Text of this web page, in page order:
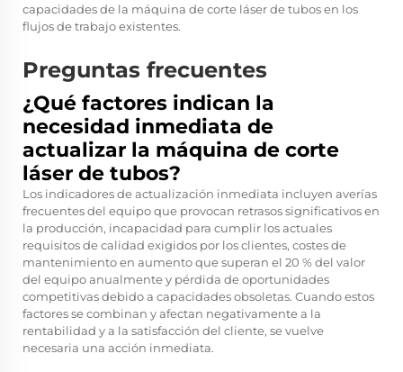
capacidades de la máquina de corte láser de tubos en los
flujos de trabajo existentes.
Preguntas frecuentes
¿Qué factores indican la
necesidad inmediata de
actualizar la máquina de corte
láser de tubos?
Los indicadores de actualización inmediata incluyen averías
frecuentes del equipo que provocan retrasos significativos en
la producción, incapacidad para cumplir los actuales
requisitos de calidad exigidos por los clientes, costes de
mantenimiento en aumento que superan el 20 % del valor
del equipo anualmente y pérdida de oportunidades
competitivas debido a capacidades obsoletas. Cuando estos
factores se combinan y afectan negativamente a la
rentabilidad y a la satisfacción del cliente, se vuelve
necesaria una acción inmediata.